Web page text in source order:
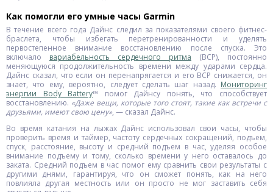
Как помогли его умные часы Garmin
В течение всего года Дайнс следил за показателями своего фитнес-
браслета, чтобы избегать перетренированности и уделять
первостепенное внимание восстановлению после спуска. Это
включало вариабельность сердечного ритма (ВСР), постоянно
меняющуюся продолжительность времени между ударами сердца.
Дайнс сказал, что если он перенапрягается и его ВСР снижается, он
знает, что ему, вероятно, следует сделать шаг назад. Мониторинг
энергии Body Battery™ помог Дайнсу понять, что способствует
восстановлению. «Даже вещи, которые того стоят, такие как встречи с
друзьями, имеют свою цену», — сказал Дайнс.
Во время катания на лыжах Дайнс использовал свои часы, чтобы
проверить время и таймер, частоту сердечных сокращений, подъем,
спуск, расстояние, высоту и средний подъем в час, уделяя особое
внимание подъему и тому, сколько времени у него оставалось до
заката. Средний подъем в час помог ему сравнить свои результаты с
другими днями, гарантируя, что он сможет понять, как на него
повлияла другая местность или он просто не мог заставить себя